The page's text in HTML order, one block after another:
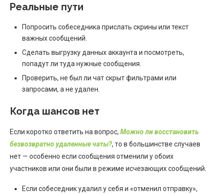
Реальные пути
Попросить собеседника прислать скрины или текст
важных сообщений.
Сделать выгрузку данных аккаунта и посмотреть,
попадут ли туда нужные сообщения.
Проверить, не был ли чат скрыт фильтрами или
запросами, а не удален.
Когда шансов нет
Если коротко ответить на вопрос, Можно ли восстановить
безвозвратно удаленные чаты?, то в большинстве случаев
нет — особенно если сообщения отменили у обоих
участников или они были в режиме исчезающих сообщений.
Если собеседник удалил у себя и «отменил отправку»,